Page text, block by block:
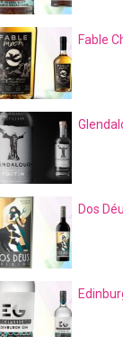
Fable
Dos